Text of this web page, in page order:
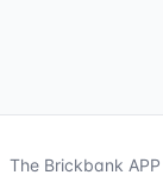
The Brickbank APP